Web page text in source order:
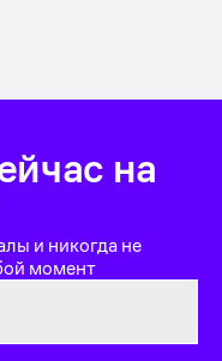
на
и никогда не
момент